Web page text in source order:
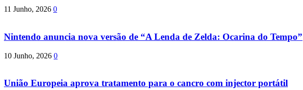
11 Junho, 2026 0
Nintendo anuncia nova versão de “A Lenda de Zelda: Ocarina do Tempo”
10 Junho, 2026 0
União Europeia aprova tratamento para o cancro com injector portátil